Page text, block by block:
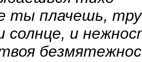
ты плачешь,
солнце, и